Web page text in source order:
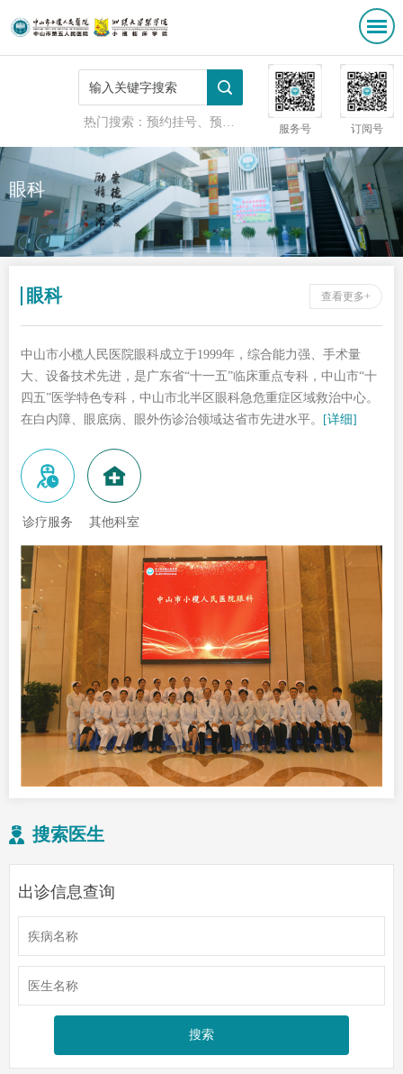
热门搜索：预约挂号、预防接种 服务号 订阅号
眼科
查看更多+
眼科
中山市小榄人民医院眼科成立于1999年，综合能力强、手术量
大、设备技术先进，是广东省“十一五”临床重点专科，中山市“十
四五”医学特色专科，中山市北半区眼科急危重症区域救治中心。
在白内障、眼底病、眼外伤诊治领域达省市先进水平。 [详细]
诊疗服务 其他科室
搜索医生
出诊信息查询